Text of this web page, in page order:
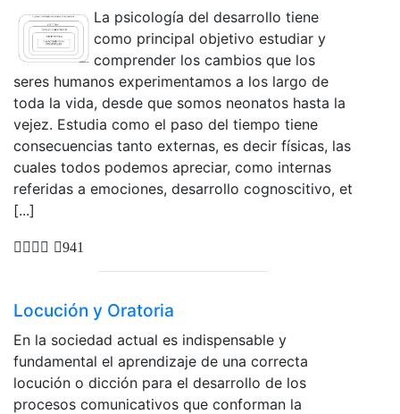
La psicología del desarrollo tiene
como principal objetivo estudiar y
comprender los cambios que los
seres humanos experimentamos a los largo de
toda la vida, desde que somos neonatos hasta la
vejez. Estudia como el paso del tiempo tiene
consecuencias tanto externas, es decir físicas, las
cuales todos podemos apreciar, como internas
referidas a emociones, desarrollo cognoscitivo, et
[...]
941
Locución y Oratoria
En la sociedad actual es indispensable y
fundamental el aprendizaje de una correcta
locución o dicción para el desarrollo de los
procesos comunicativos que conforman la